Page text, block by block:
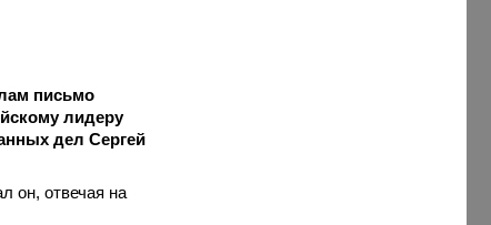
письмо
лидеру
дел Сергей
он, отвечая на